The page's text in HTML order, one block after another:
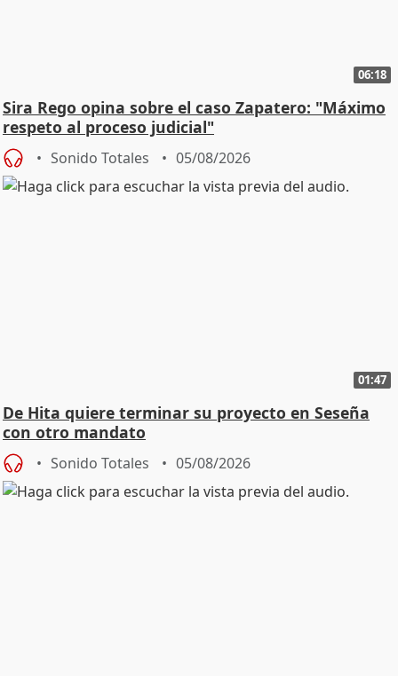
06:18
Sira Rego opina sobre el caso Zapatero: "Máximo
respeto al proceso judicial"
Sonido Totales 05/08/2026
01:47
De Hita quiere terminar su proyecto en Seseña
con otro mandato
Sonido Totales 05/08/2026